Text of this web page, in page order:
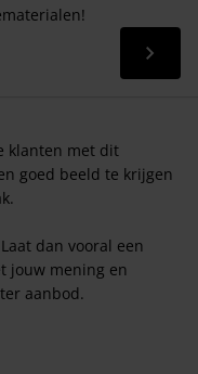
Lees
klanten met dit
goed beeld te krijgen
dan vooral een
jouw mening en
aanbod.